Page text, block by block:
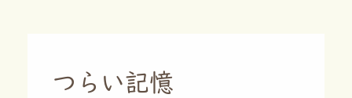
つらい記憶